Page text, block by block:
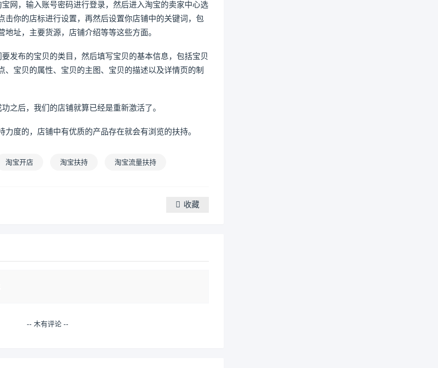
网，输入账号密码进行登录，然后进入淘宝的卖家中心选
击你的店标进行设置，再然后设置你店铺中的关键词，包
址，主要货源，店铺介绍等等这些方面。
发布的宝贝的类目，然后填写宝贝的基本信息，包括宝贝
、宝贝的属性、宝贝的主图、宝贝的描述以及详情页的制
之后，我们的店铺就算已经是重新激活了。
度的，店铺中有优质的产品存在就会有浏览的扶持。
淘宝开店 淘宝扶持 淘宝流量扶持
收藏
-- 木有评论 --